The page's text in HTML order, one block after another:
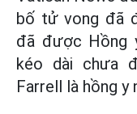
bố tử vong đã
đã được Hồng
kéo dài chưa
Farrell là hồng y